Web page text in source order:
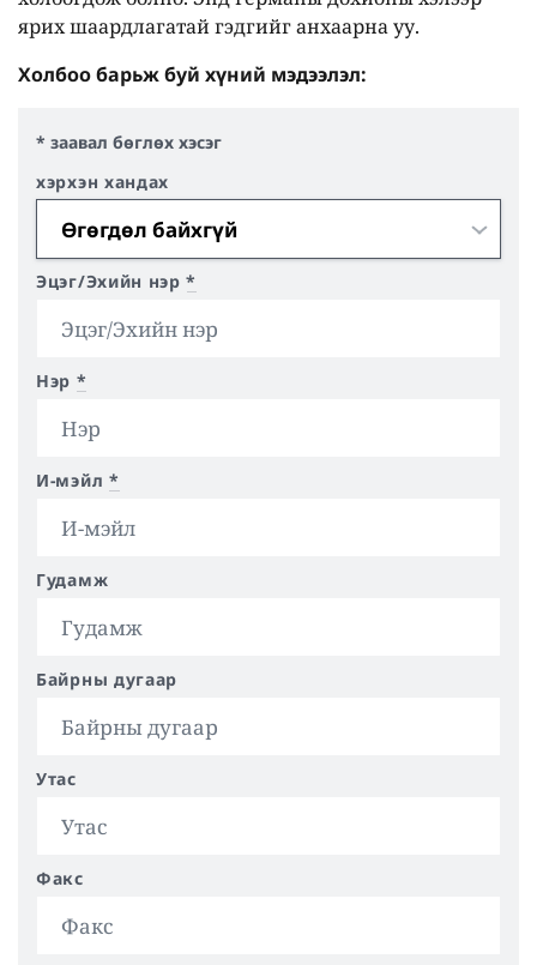
ярих шаардлагатай гэдгийг анхаарна уу.
Холбоо барьж буй хүний мэдээлэл:
* заавал бөглөх хэсэг
хэрхэн хандах
Эцэг/Эхийн нэр*
Нэр *
И-мэйл *
Гудамж
Байрны дугаар
Утас
Факс